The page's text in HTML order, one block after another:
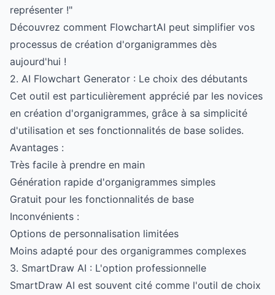
représenter !"
Découvrez comment FlowchartAI peut simplifier vos
processus de création d'organigrammes dès
aujourd'hui !
2. AI Flowchart Generator : Le choix des débutants
Cet outil est particulièrement apprécié par les novices
en création d'organigrammes, grâce à sa simplicité
d'utilisation et ses fonctionnalités de base solides.
Avantages :
Très facile à prendre en main
Génération rapide d'organigrammes simples
Gratuit pour les fonctionnalités de base
Inconvénients :
Options de personnalisation limitées
Moins adapté pour des organigrammes complexes
3. SmartDraw AI : L'option professionnelle
SmartDraw AI est souvent cité comme l'outil de choix